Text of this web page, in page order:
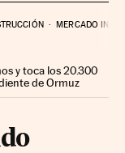
MERCADO
y toca los 20.300
de Ormuz